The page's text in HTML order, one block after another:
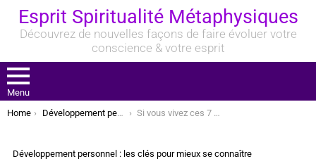
Esprit Spiritualité Métaphysiques
Découvrez de nouvelles façons de faire évoluer votre
conscience & votre esprit
Menu
You are here:
Home Développement personnel : les clés pour mieux se connaître Si vous vivez ces 7 luttes, vous êtes très intelligent !
Développement personnel : les clés pour mieux se connaître